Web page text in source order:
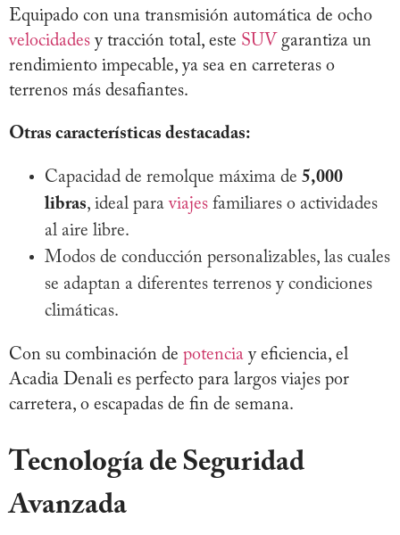
Equipado con una transmisión automática de ocho
velocidades y tracción total, este SUV garantiza un
rendimiento impecable, ya sea en carreteras o
terrenos más desafiantes.
Otras características destacadas:
Capacidad de remolque máxima de 5,000
libras, ideal paraviajes familiares o actividades
al aire libre.
Modos de conducción personalizables, las cuales
se adaptan a diferentes terrenos y condiciones
climáticas.
Con su combinación de potencia y eficiencia, el
Acadia Denali es perfecto para largos viajes por
carretera, o escapadas de fin de semana.
Tecnología de Seguridad
Avanzada